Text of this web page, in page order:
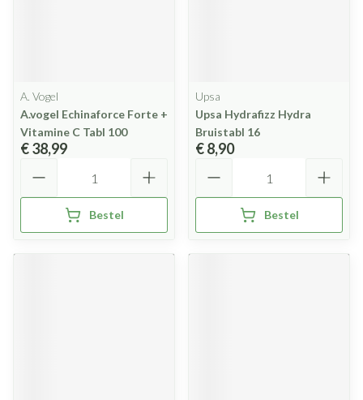
A. Vogel
A.vogel Echinaforce Forte +
Vitamine C Tabl 100
€ 38,99
Bestel
Upsa
Upsa Hydrafizz Hydra
Bruistabl 16
€ 8,90
Bestel